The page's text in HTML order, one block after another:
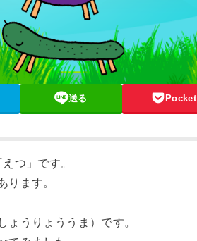
送る Pocket
つ」です。
ります。
うりょううま）です。